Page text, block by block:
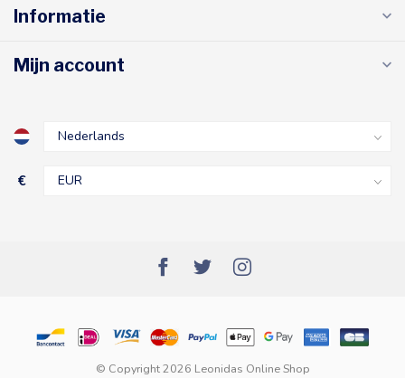
Informatie
Mijn account
€
© Copyright 2026 Leonidas Online Shop